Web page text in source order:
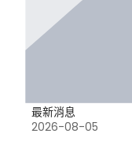
最新消息
2026-08-05